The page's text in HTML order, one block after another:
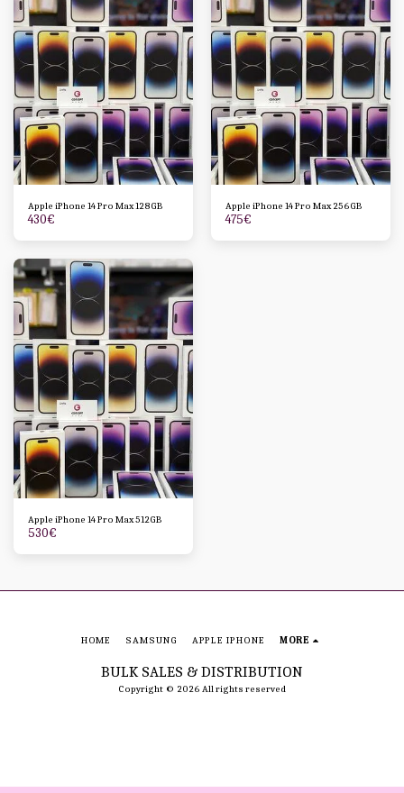
Apple iPhone 14 Pro Max 128GB
430€
Apple iPhone 14 Pro Max 256GB
475€
Apple iPhone 14 Pro Max 512GB
530€
BULK SALES & DISTRIBUTION
Copyright © 2026 All rights reserved
HOME SAMSUNG APPLE IPHONE MORE